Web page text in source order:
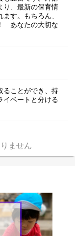
り、最新の保育情
す。もちろん、
あなたの大切な
ることができ、持
イベートと分ける
ません